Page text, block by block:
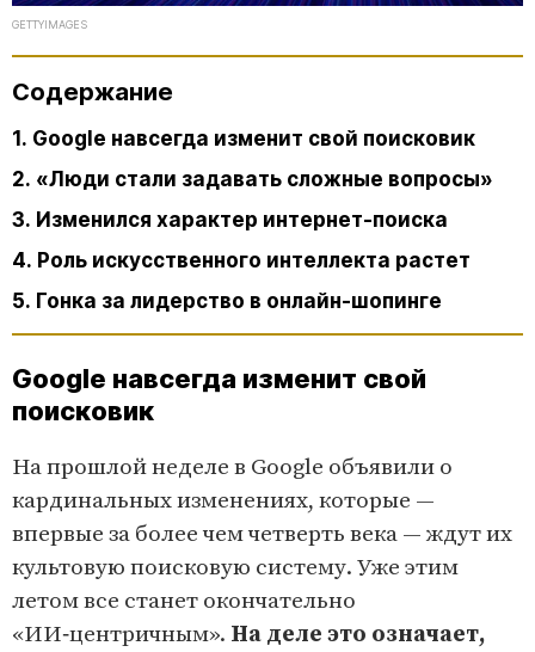
GETTYIMAGES
Содержание
1. Google навсегда изменит свой поисковик
2. «Люди стали задавать сложные вопросы»
3. Изменился характер интернет-поиска
4. Роль искусственного интеллекта растет
5. Гонка за лидерство в онлайн-шопинге
Google навсегда изменит свой
поисковик
На прошлой неделе в Google объявили о
кардинальных изменениях, которые —
впервые за более чем четверть века — ждут их
культовую поисковую систему. Уже этим
летом все станет окончательно
«ИИ‑центричным». На деле это означает,